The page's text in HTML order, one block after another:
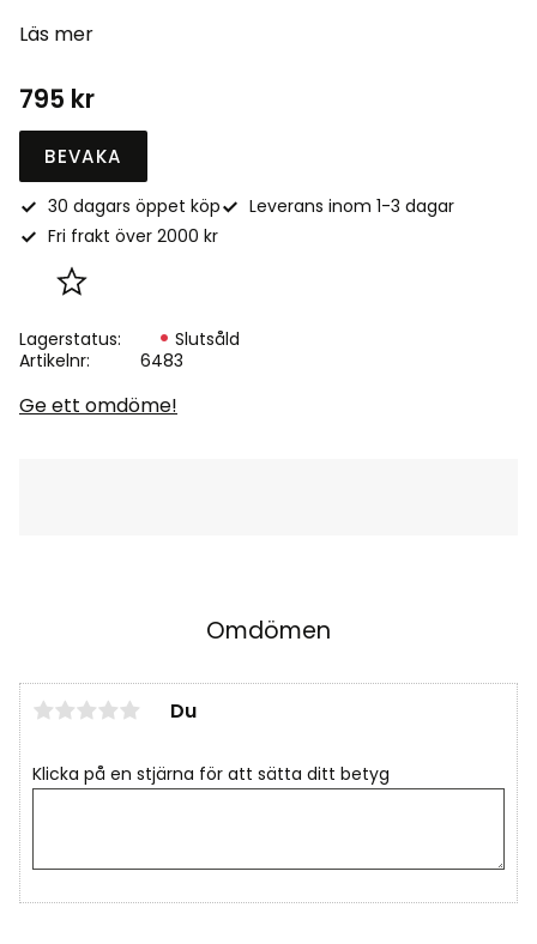
Läs mer
795 kr
Lägg till i favoriter
BEVAKA
30 dagars öppet köp
Leverans inom 1-3 dagar
Fri frakt över 2000 kr
Lagerstatus
Slutsåld
Artikelnr
6483
Ge ett omdöme!
Omdömen
Du
Klicka på en stjärna för att sätta ditt betyg